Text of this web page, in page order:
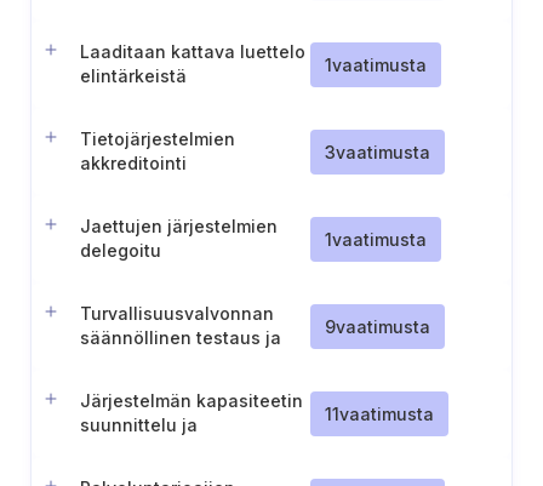
Laaditaan kattava luettelo
elintärkeistä
1vaatimusta
Tietojärjestelmien
akkreditointi
3vaatimusta
Jaettujen järjestelmien
delegoitu
1vaatimusta
Turvallisuusvalvonnan
säännöllinen testaus ja
9vaatimusta
Järjestelmän kapasiteetin
suunnittelu ja
11vaatimusta